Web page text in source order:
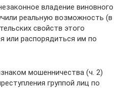
владение виновного
реальную возможность (в
свойств этого
или распорядиться им по
мошенничества (ч. 2)
группой лиц по